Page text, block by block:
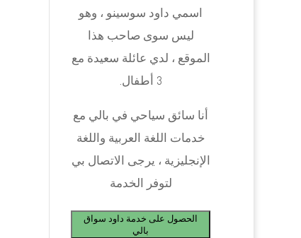
اسمي داود سوسينو ، وهو
ليس سوى صاحب هذا
الموقع ، لدي عائلة سعيدة مع
3 أطفال.
أنا سائق سياحي في بالي مع
خدمات اللغة العربية واللغة
الإنجليزية ، يرجى الاتصال بي
لتوفر الخدمة
الحصول على خدمة داود سواق
بالي